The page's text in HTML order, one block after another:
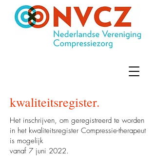
kwaliteitsregister.
Het inschrijven, om geregistreerd te worden
in het kwaliteitsregister Compressie-therapeut
is mogelijk
vanaf 7 juni 2022.